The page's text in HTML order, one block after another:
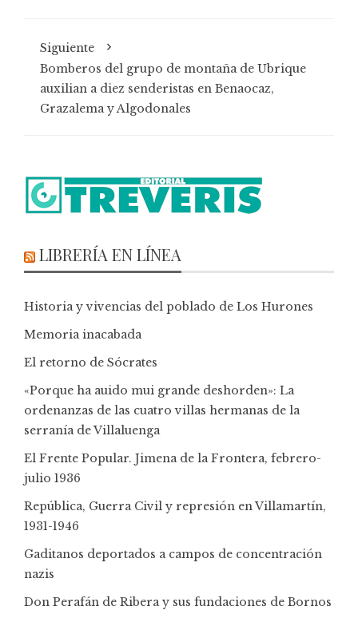
Siguiente
Bomberos del grupo de montaña de Ubrique
auxilian a diez senderistas en Benaocaz,
Grazalema y Algodonales
LIBRERÍA EN LÍNEA
Historia y vivencias del poblado de Los Hurones
Memoria inacabada
El retorno de Sócrates
«Porque ha auido mui grande deshorden»: La
ordenanzas de las cuatro villas hermanas de la
serranía de Villaluenga
El Frente Popular. Jimena de la Frontera, febrero-
julio 1936
República, Guerra Civil y represión en Villamartín,
1931-1946
Gaditanos deportados a campos de concentración
nazis
Don Perafán de Ribera y sus fundaciones de Bornos